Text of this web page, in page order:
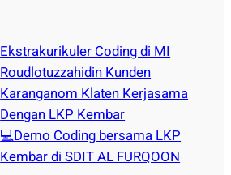
Ekstrakurikuler Coding di MI
Roudlotuzzahidin Kunden
Karanganom Klaten Kerjasama
Dengan LKP Kembar
💻Demo Coding bersama LKP
Kembar di SDIT AL FURQOON